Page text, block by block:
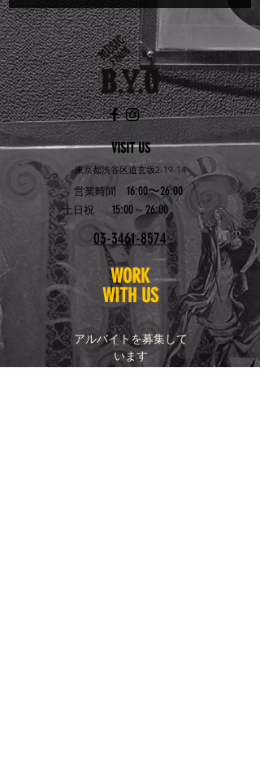
VISIT US
東京都渋谷区道玄坂2-19-14
営業時間 16:00〜26:00
土日祝15:00～26:00
03-3461-8574
WORK
WITH US
アルバイトを募集して
います